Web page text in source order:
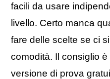
facili da usare
livello. Certo manca
fare delle scelte se ci
comodità. Il consiglio
versione di prova